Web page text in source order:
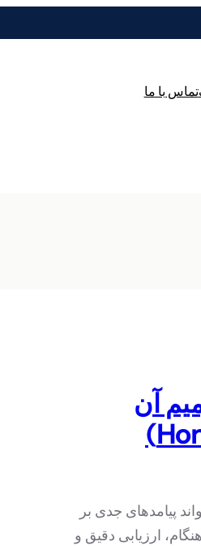
تماس با ما
آن
پیامدهای جدی بر
ارزیابی دقیق و